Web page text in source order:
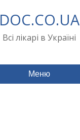
DOC.CO.UA
Всі лікарі в Україні
Меню